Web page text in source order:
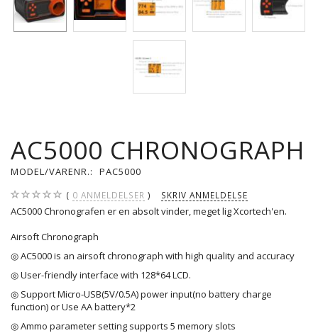
AC5000 CHRONOGRAPH
MODEL/VARENR.: PAC5000
0 ANMELDELSER SKRIV ANMELDELSE
AC5000 Chronografen er en absolt vinder, meget lig Xcortech'en.
Airsoft Chronograph
◎ AC5000 is an airsoft chronograph with high quality and accuracy
◎ User-friendly interface with 128*64 LCD.
◎ Support Micro-USB(5V/0.5A) power input(no battery charge
function) or Use AA battery*2
◎ Ammo parameter setting supports 5 memory slots